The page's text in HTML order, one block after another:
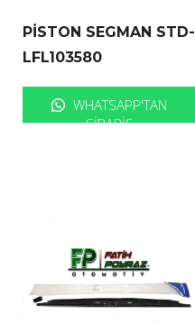
PİSTON SEGMAN STD-
LFL103580
WHATSAPP'TAN
SIPARIŞ